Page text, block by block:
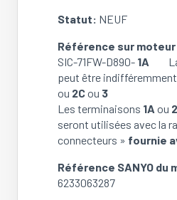
1C
SIC-
71FW-
D890-
2C
/
SIC-
71FW-
3
(NEUF)
Statut: NEUF
Référence sur moteur
SIC-71FW-D890- 1A La
peut être
ou 2Cou 3
Les terminaisons 1A ou
seront utilisées avec la
connecteurs » fournie
Référence SANYO du
6233063287